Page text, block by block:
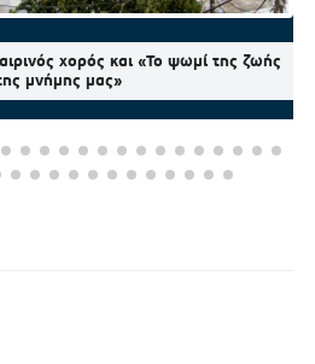
χορός και «Το ψωμί της ζωής
μνήμης μας»